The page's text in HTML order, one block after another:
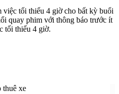
việc tối thiểu 4 giờ cho bất kỳ buổi
quay phim với thông báo trước ít
tối thiểu 4 giờ.
thuê xe